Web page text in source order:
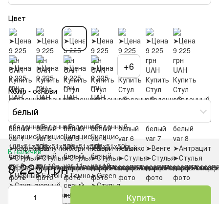
Цвет
+6
Колір - основи
белый
В наличии
9 225 грн
Купить